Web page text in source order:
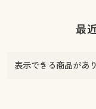
最
表示できる商品があ